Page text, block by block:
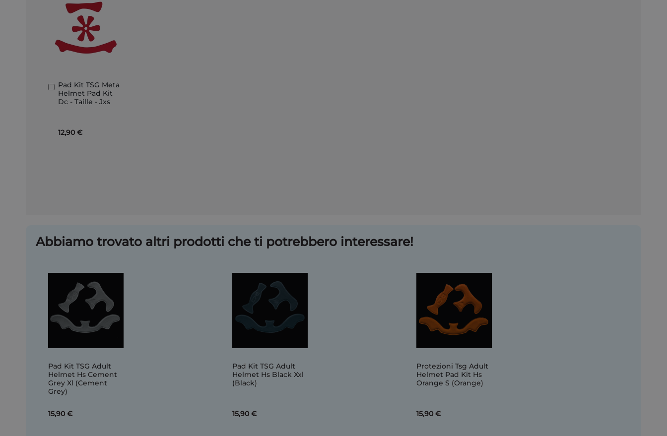
Pad Kit TSG Meta
Helmet Pad Kit
Dc - Taille - Jxs
12,90 €
Aggiungi
al
Carrello
Abbiamo trovato altri prodotti che ti potrebbero interessare!
Pad Kit TSG Adult
Helmet Hs Cement
Grey Xl (Cement
Grey)
15,90 €
Pad Kit TSG Adult
Helmet Hs Black Xxl
(Black)
15,90 €
Protezioni Tsg Adult
Helmet Pad Kit Hs
Orange S (Orange)
15,90 €